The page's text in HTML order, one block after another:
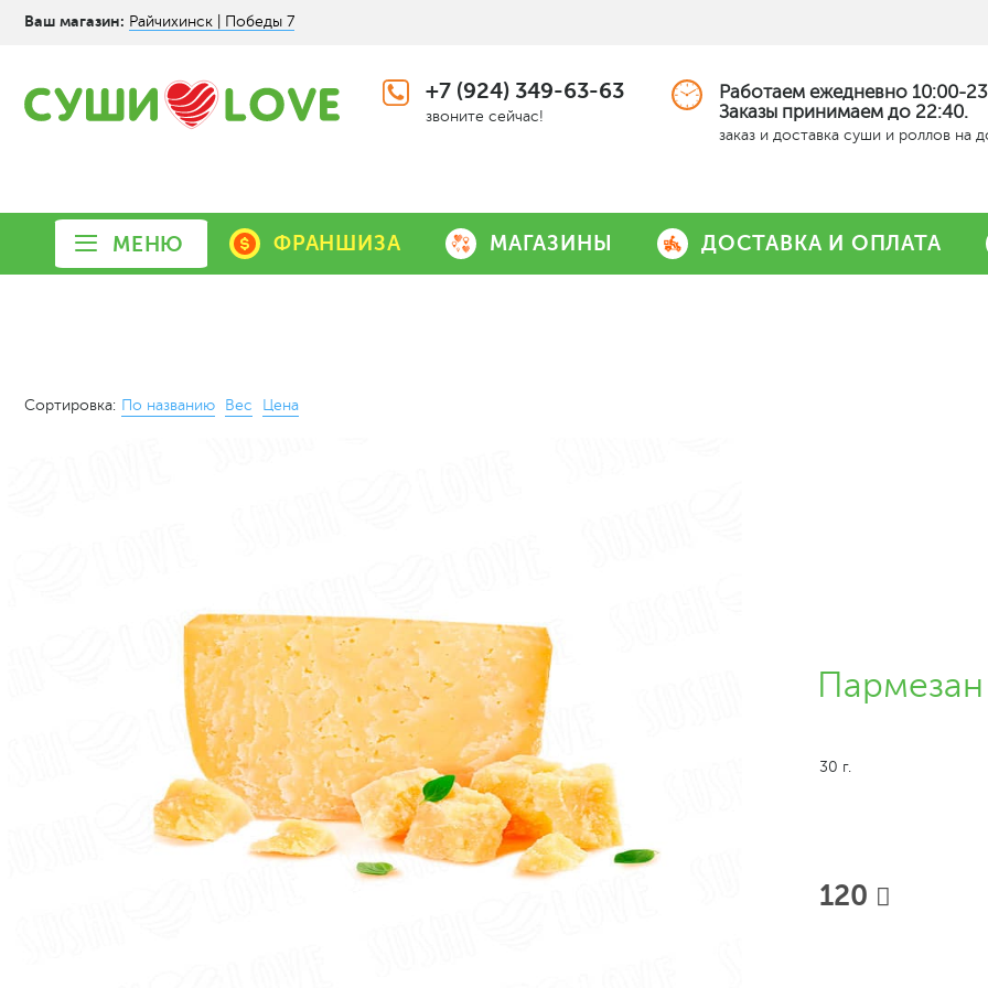
Ваш магазин: Райчихинск | Победы 7
+7 (924) 349-63-63
звоните сейчас!
Работаем ежедневно 10:00-
Заказы принимаем до 22:40.
заказ и доставка суши и роллов на
МЕНЮ ФРАНШИЗА МАГАЗИНЫ ДОСТАВКА И ОПЛАТА
Сортировка: По названию Вес Цена
Пармезан
30 г.
120